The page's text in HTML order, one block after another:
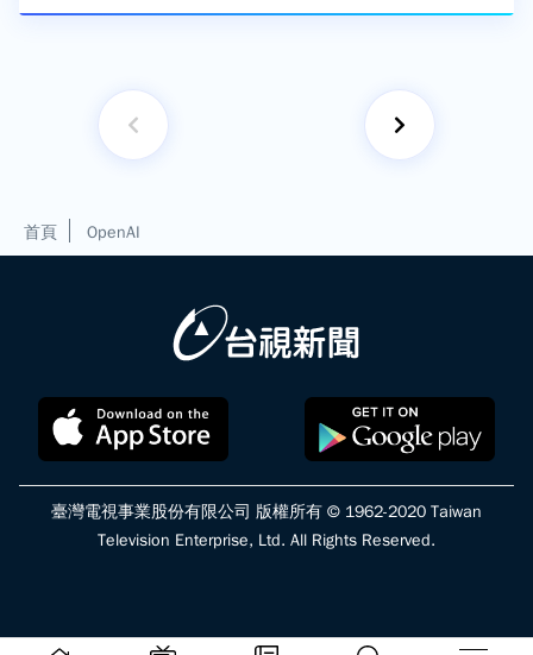
首頁 OpenAI
臺灣電視事業股份有限公司 版權所有 © 1962-2020 Taiwan
Television Enterprise, Ltd. All Rights Reserved.